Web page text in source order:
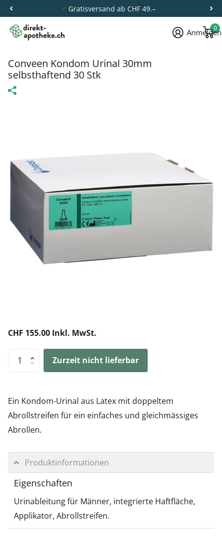
Gratisversand ab CHF 49.–
Anmelden
0
Conveen Kondom Urinal 30mm
selbsthaftend 30 Stk
CHF 155.00 Inkl. MwSt.
Zurzeit nicht lieferbar
Ein Kondom-Urinal aus Latex mit doppeltem
Abrollstreifen für ein einfaches und gleichmässiges
Abrollen.
Produktinformationen
Eigenschaften
Urinableitung für Männer, integrierte Haftfläche,
Applikator, Abrollstreifen.